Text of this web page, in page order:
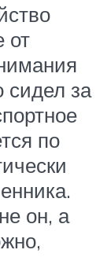
от
сидел за
по
он, а